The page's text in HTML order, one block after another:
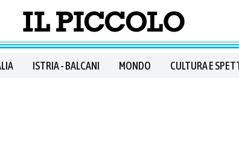
ISTRIA - BALCANI MONDO CULTURA E